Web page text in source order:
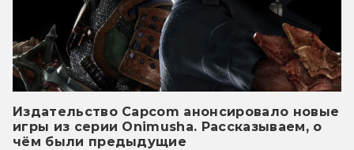
Издательство Capcom анонсировало новые
игры из серии Onimusha. Рассказываем, о
чём были предыдущие